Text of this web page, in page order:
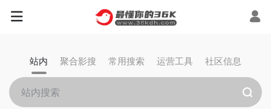
站内 聚合影搜 常用搜索 运营工具 社区信息